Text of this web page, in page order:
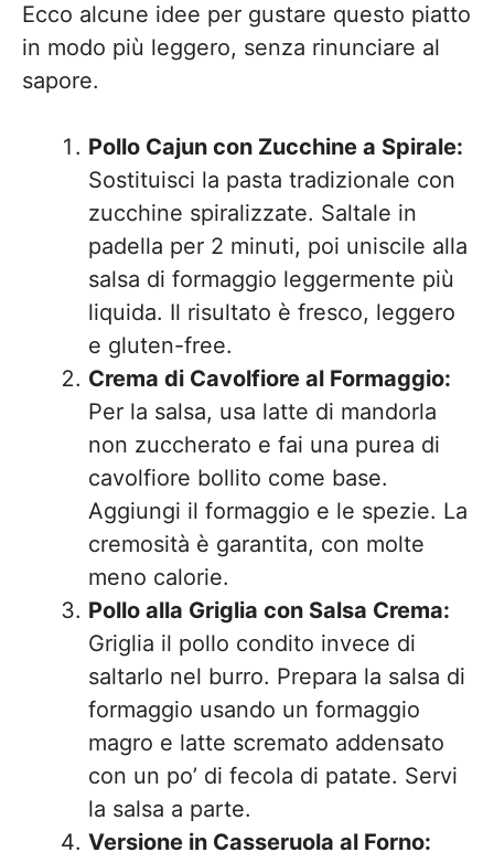
Ecco alcune idee per gustare questo piatto
in modo più leggero, senza rinunciare al
sapore.
Pollo Cajun con Zucchine a Spirale:
Sostituisci la pasta tradizionale con
zucchine spiralizzate. Saltale in
padella per 2 minuti, poi uniscile alla
salsa di formaggio leggermente più
liquida. Il risultato è fresco, leggero
e gluten-free.
Crema di Cavolfiore al Formaggio:
Per la salsa, usa latte di mandorla
non zuccherato e fai una purea di
cavolfiore bollito come base.
Aggiungi il formaggio e le spezie. La
cremosità è garantita, con molte
meno calorie.
Pollo alla Griglia con Salsa Crema:
Griglia il pollo condito invece di
saltarlo nel burro. Prepara la salsa di
formaggio usando un formaggio
magro e latte scremato addensato
con un po’ di fecola di patate. Servi
la salsa a parte.
Versione in Casseruola al Forno: